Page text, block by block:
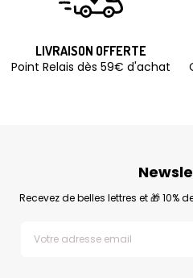
LIVRAISON OFFERTE
Point Relais dès 59€ d'achat
Recevez de belles lettres et 🎁 10%